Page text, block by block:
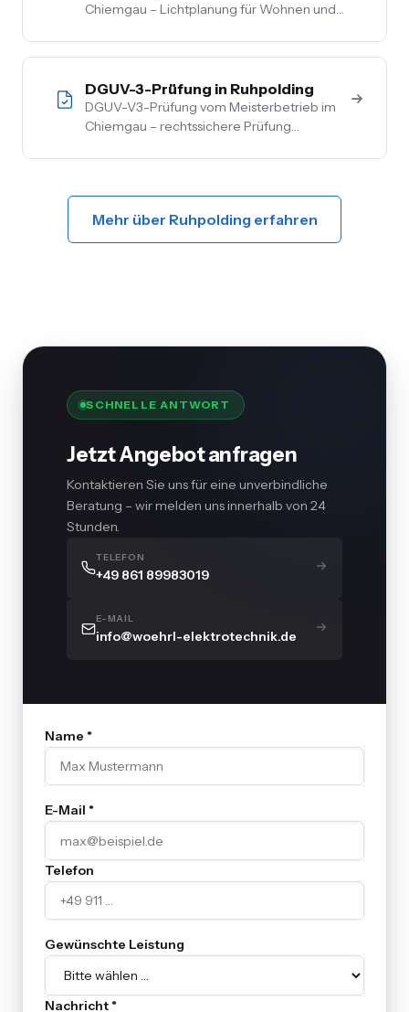
Chiemgau – Lichtplanung für Wohnen und
DGUV-3-Prüfung in Ruhpolding
DGUV-V3-Prüfung vom Meisterbetrieb im
Chiemgau – rechtssichere Prüfung
Mehr über Ruhpolding erfahren
SCHNELLE ANTWORT
Jetzt Angebot anfragen
Kontaktieren Sie uns für eine unverbindliche
Beratung – wir melden uns innerhalb von 24
Stunden.
TELEFON
+49 861 89983019
E-MAIL
info@woehrl-elektrotechnik.de
Name *
E-Mail *
Telefon
Gewünschte Leistung
Nachricht *